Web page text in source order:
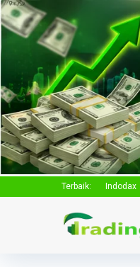
Terbaik: Indodax